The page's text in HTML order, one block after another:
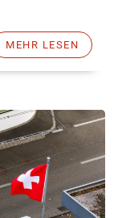
MEHR LESEN